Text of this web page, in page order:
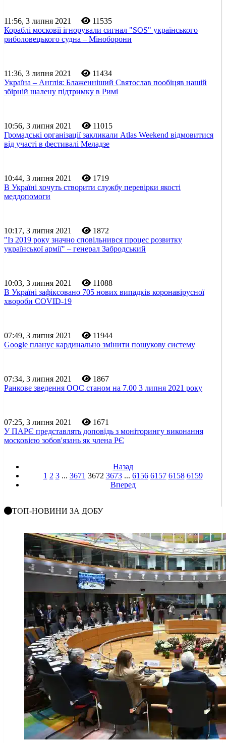
11:56, 3 липня 2021
11535
Кораблі московії ігнорували сигнал "SOS" українського
риболовецького судна – Міноборони
11:36, 3 липня 2021
11434
Україна – Англія: Блаженніший Святослав пообіцяв нашій
збірній шалену підтримку в Римі
10:56, 3 липня 2021
11015
Громадські організації закликали Atlas Weekend відмовитися
від участі в фестивалі Меладзе
10:44, 3 липня 2021
1719
В Україні хочуть створити службу перевірки якості
меддопомоги
10:17, 3 липня 2021
1872
"Із 2019 року значно сповільнився процес розвитку
української армії" – генерал Забродський
10:03, 3 липня 2021
11088
В Україні зафіксовано 705 нових випадків коронавірусної
хвороби COVID-19
07:49, 3 липня 2021
11944
Google планує кардинально змінити пошукову систему
07:34, 3 липня 2021
1867
Ранкове зведення ООС станом на 7.00 3 липня 2021 року
07:25, 3 липня 2021
1671
У ПАРЄ представлять доповідь з моніторингу виконання
московією зобов'язань як члена РЄ
Назад
1 2 3 ... 3671 3672 3673 ... 6156 6157 6158 6159
Вперед
ТОП-НОВИНИ ЗА ДОБУ